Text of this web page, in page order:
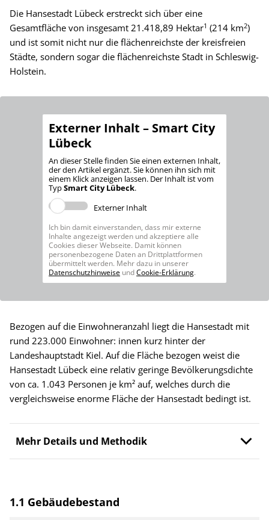
Die Hansestadt Lübeck erstreckt sich über eine
Gesamtfläche von insgesamt 21.418,89 Hektar1 (214 km2)
und ist somit nicht nur die flächenreichste der kreisfreien
Städte, sondern sogar die flächenreichste Stadt in Schleswig-
Holstein.
Externer Inhalt – Smart City
Lübeck
An dieser Stelle finden Sie einen externen Inhalt,
der den Artikel ergänzt. Sie können ihn sich mit
einem Klick anzeigen lassen. Der Inhalt ist vom
TypSmart City Lübeck.
Externer Inhalt
Ich bin damit einverstanden, dass mir externe
Inhalte angezeigt werden und akzeptiere alle
Cookies dieser Webseite. Damit können
personenbezogene Daten an Drittplattformen
übermittelt werden. Mehr dazu in unserer
Datenschutzhinweise undCookie-Erklärung.
Bezogen auf die Einwohneranzahl liegt die Hansestadt mit
rund 223.000 Einwohner: innen kurz hinter der
Landeshauptstadt Kiel. Auf die Fläche bezogen weist die
Hansestadt Lübeck eine relativ geringe Bevölkerungsdichte
von ca. 1.043 Personen je km² auf, welches durch die
vergleichsweise enorme Fläche der Hansestadt bedingt ist.
Mehr Details und Methodik
1.1 Gebäudebestand